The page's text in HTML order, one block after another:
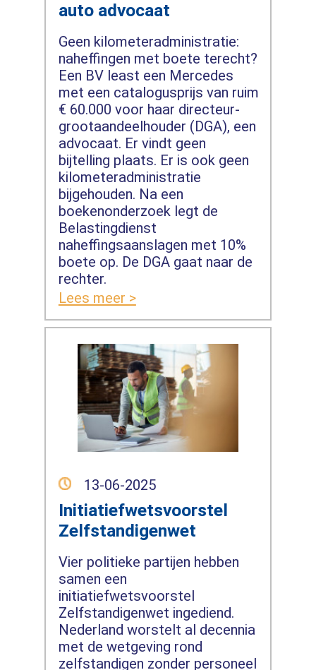
auto advocaat
Geen kilometeradministratie:
naheffingen met boete terecht?
Een BV least een Mercedes
met een catalogusprijs van ruim
€ 60.000 voor haar directeur-
grootaandeelhouder (DGA), een
advocaat. Er vindt geen
bijtelling plaats. Er is ook geen
kilometeradministratie
bijgehouden. Na een
boekenonderzoek legt de
Belastingdienst
naheffingsaanslagen met 10%
boete op. De DGA gaat naar de
rechter.
Lees meer >
13-06-2025
Initiatiefwetsvoorstel
Zelfstandigenwet
Vier politieke partijen hebben
samen een
initiatiefwetsvoorstel
Zelfstandigenwet ingediend.
Nederland worstelt al decennia
met de wetgeving rond
zelfstandigen zonder personeel